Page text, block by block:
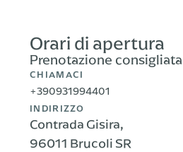
Orari di apertura
Prenotazione consigliata
CHIAMACI
+390931994401
INDIRIZZO
Contrada Gisira,
96011 Brucoli SR